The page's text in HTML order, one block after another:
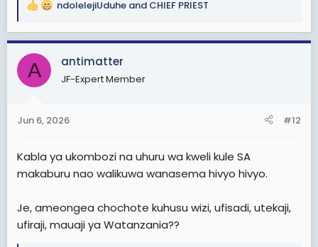
R
a
c
i
s
ndolelejiUduhe and CHIEF PRIEST
A antimatter
JF-Expert Member
Jun 6, 2026 #12
Kabla ya ukombozi na uhuru wa kweli kule SA
makaburu nao walikuwa wanasema hivyo hivyo.
Je, ameongea chochote kuhusu wizi, ufisadi, utekaji,
ufiraji, mauaji ya Watanzania??